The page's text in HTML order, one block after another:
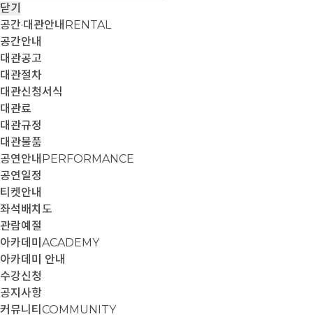
닫기
공간·대관안내 RENTAL
공간안내
대관공고
대관절차
대관신청서식
대관료
대관규정
대관물품
공연안내 PERFORMANCE
공연일정
티켓안내
좌석배치도
관람예절
아카데미 ACADEMY
아카데미 안내
수강신청
공지사항
커뮤니티 COMMUNITY